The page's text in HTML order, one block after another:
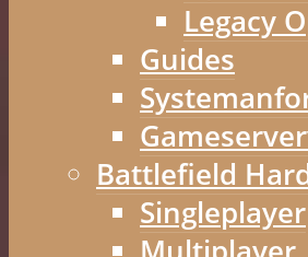
Legacy
Guides
Battlefield
Singleplayer